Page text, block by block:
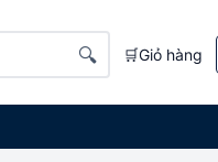
🔍 🛒Giỏ hàng